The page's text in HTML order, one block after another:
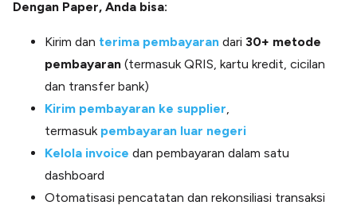
Dengan Paper, Anda bisa:
Kirim dan terima pembayaran dari 30+ metode
pembayaran (termasuk QRIS, kartu kredit, cicilan
dan transfer bank)
Kirim pembayaran ke supplier,
termasuk pembayaran luar negeri
Kelola invoice dan pembayaran dalam satu
dashboard
Otomatisasi pencatatan dan rekonsiliasi transaksi